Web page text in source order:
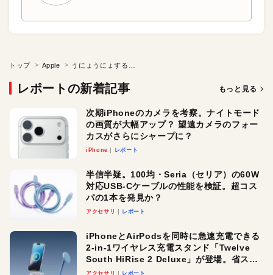
トップ Apple
レポートの新着記事 もっと見る
次期iPhoneのカメラを考察。ナイトモード
の画質が大幅アップ？ 望遠カメラのフォー
カスがさらにシャープに？
iPhone レポート
半信半疑。100均・Seria（セリア）の60W
対応USB-Cケーブルの性能を検証。超コス
パの1本を発見か？
アクセサリ レポート
iPhoneとAirPodsを同時に急速充電できる
2-in-1ワイヤレス充電スタンド「Twelve
South HiRise 2 Deluxe」が登場。省スペ
ースでおしゃれに充電したい人にオスス
アクセサリ レポート